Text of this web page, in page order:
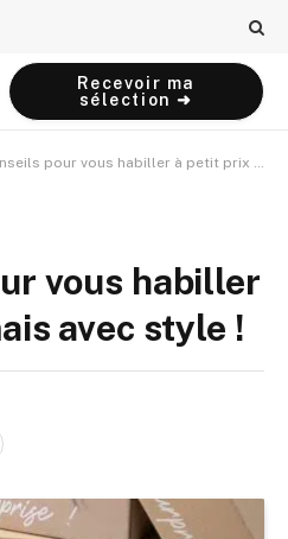
Recevoir ma
sélection ➜
pour vous habiller à petit prix mais avec style !
vous habiller
avec style !